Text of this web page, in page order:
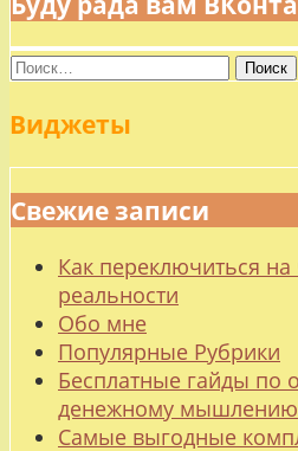
Найти:
Виджеты
Свежие записи
Как переключиться
реальности
Обо мне
Популярные Рубрики
Бесплатные гайды по
денежному мышлению
Самые выгодные